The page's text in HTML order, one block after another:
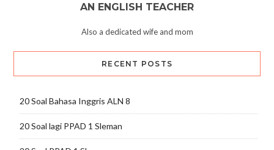
AN ENGLISH TEACHER
Also a dedicated wife and mom
RECENT POSTS
20 Soal Bahasa Inggris ALN 8
20 Soal lagi PPAD 1 Sleman